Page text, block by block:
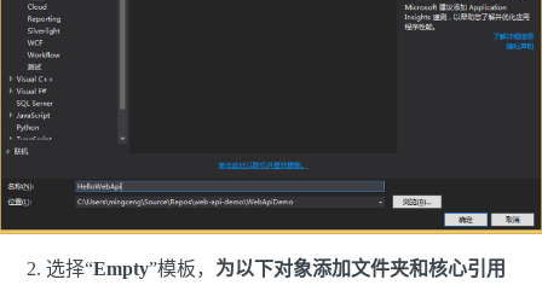
2. 选择“Empty”模板， 为以下对象添加文件夹和核心引用